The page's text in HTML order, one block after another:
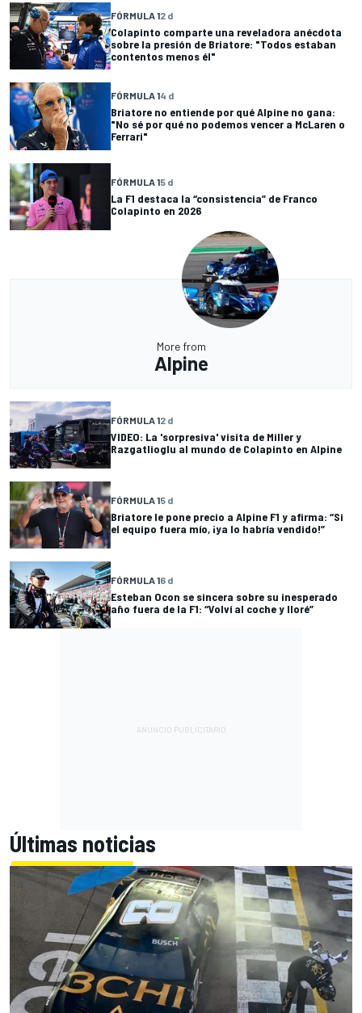
FÓRMULA 12 d
Colapinto comparte una reveladora anécdota
sobre la presión de Briatore: "Todos estaban
contentos menos él"
FÓRMULA 14 d
Briatore no entiende por qué Alpine no gana:
"No sé por qué no podemos vencer a McLaren o
Ferrari"
FÓRMULA 15 d
La F1 destaca la “consistencia” de Franco
Colapinto en 2026
More from
Alpine
FÓRMULA 12 d
VIDEO: La 'sorpresiva' visita de Miller y
Razgatlioglu al mundo de Colapinto en Alpine
FÓRMULA 15 d
Briatore le pone precio a Alpine F1 y afirma: “Si
el equipo fuera mío, ¡ya lo habría vendido!”
FÓRMULA 16 d
Esteban Ocon se sincera sobre su inesperado
año fuera de la F1: “Volví al coche y lloré”
Últimas noticias